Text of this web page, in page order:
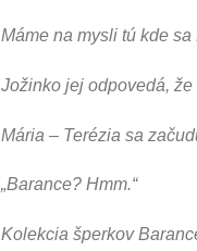
Máme na mysli tú kde
Jožinko jej odpovedá,
Mária – Terézia sa
„Barance? Hmm.“
Kolekcia šperkov